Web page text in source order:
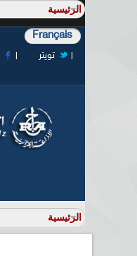
Français
تويتر